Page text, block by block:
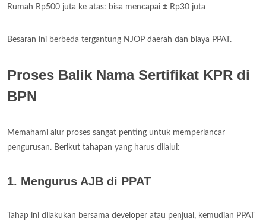
Rumah Rp500 juta ke atas: bisa mencapai ± Rp30 juta
Besaran ini berbeda tergantung NJOP daerah dan biaya PPAT.
Proses Balik Nama Sertifikat KPR di
BPN
Memahami alur proses sangat penting untuk memperlancar
pengurusan. Berikut tahapan yang harus dilalui:
1. Mengurus AJB di PPAT
Tahap ini dilakukan bersama developer atau penjual, kemudian PPAT